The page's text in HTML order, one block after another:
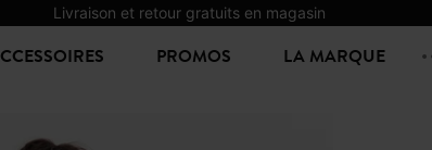
Livraison et retour gratuits en magasin
ACCESSOIRES PROMOS LA MARQUE